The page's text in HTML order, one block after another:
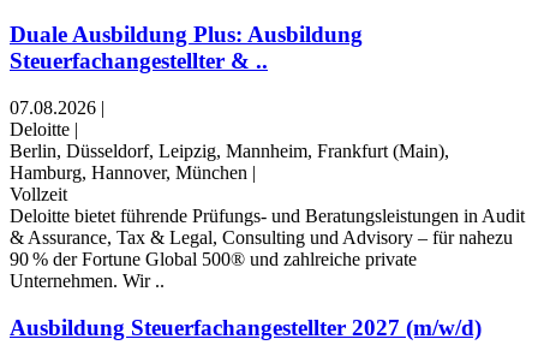
Duale Ausbildung Plus: Ausbildung
Steuerfachangestellter & ..
07.08.2026 |
Deloitte |
Berlin, Düsseldorf, Leipzig, Mannheim, Frankfurt (Main),
Hamburg, Hannover, München |
Vollzeit
Deloitte bietet führende Prüfungs- und Beratungsleistungen in Audit
& Assurance, Tax & Legal, Consulting und Advisory – für nahezu
90 % der Fortune Global 500® und zahlreiche private
Unternehmen. Wir ..
Ausbildung Steuerfachangestellter 2027 (m/w/d)